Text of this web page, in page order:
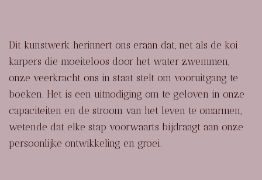
Dit kunstwerk herinnert ons eraan dat, net als de koi
karpers die moeiteloos door het water zwemmen,
onze veerkracht ons in staat stelt om vooruitgang te
boeken. Het is een uitnodiging om te geloven in onze
capaciteiten en de stroom van het leven te omarmen,
wetende dat elke stap voorwaarts bijdraagt aan onze
persoonlijke ontwikkeling en groei.